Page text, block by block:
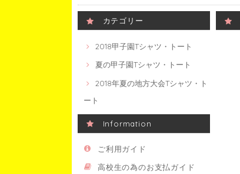
カテゴリー
2018甲子園Tシャツ・トート
夏の甲子園Tシャツ・トート
2018年夏の地方大会Tシャツ・ト
ート
Information
ご利用ガイド
高校生の為のお支払ガイド